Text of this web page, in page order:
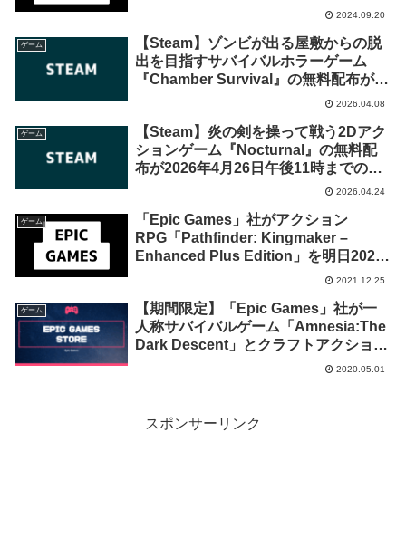
ー「TOEM」を来週2024年9月26日終
2024.09.20
ゲーム
【Steam】ゾンビが出る屋敷からの脱
出を目指すサバイバルホラーゲーム
『Chamber Survival』の無料配布が
2026年4月10日午前2時までの期間限定
2026.04.08
ゲーム
【Steam】炎の剣を操って戦う2Dアク
ションゲーム『Nocturnal』の無料配
布が2026年4月26日午後11時までの期
2026.04.24
ゲーム
「Epic Games」社がアクション
RPG「Pathfinder: Kingmaker –
Enhanced Plus Edition」を明日2021
年12月26日午前1時までの1日限定で無
2021.12.25
ゲーム
【期間限定】「Epic Games」社が一
人称サバイバルゲーム「Amnesia:The
Dark Descent」とクラフトアクション
RPG「Crashlands」の無料配布を開
2020.05.01
スポンサーリンク